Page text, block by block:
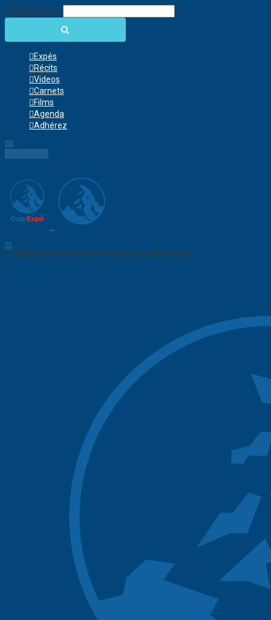
Chercher pour:
Expés
Récits
Videos
Carnets
Films
Agenda
Adhérez
Collaborative Network for Wilderness Enthusiasts